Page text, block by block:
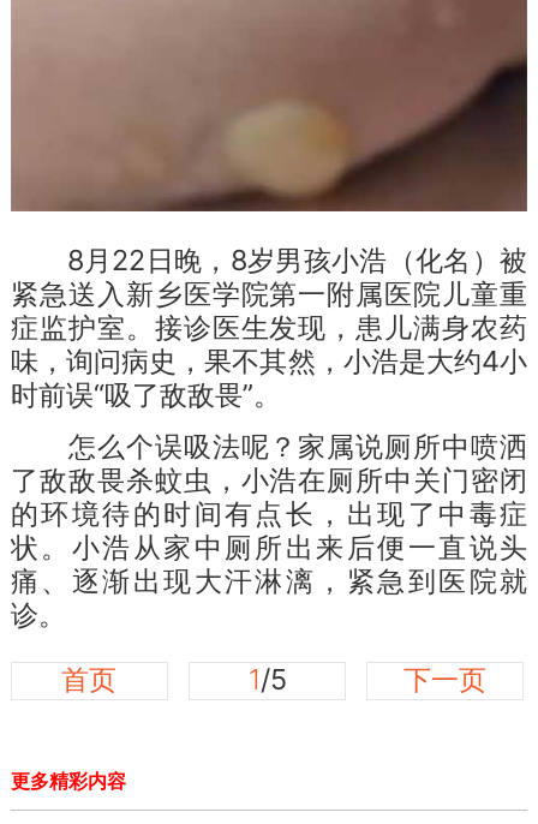
8月22日晚，8岁男孩小浩（化名）被
紧急送入新乡医学院第一附属医院儿童重
症监护室。接诊医生发现，患儿满身农药
味，询问病史，果不其然，小浩是大约4小
时前误“吸了敌敌畏”。
怎么个误吸法呢？家属说厕所中喷洒
了敌敌畏杀蚊虫，小浩在厕所中关门密闭
的环境待的时间有点长，出现了中毒症
状。小浩从家中厕所出来后便一直说头
痛、逐渐出现大汗淋漓，紧急到医院就
诊。
首页
1/5 下一页
更多精彩内容